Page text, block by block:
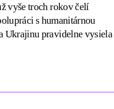
vyše troch rokov čelí
s humanitárnou
Ukrajinu pravidelne vysiela